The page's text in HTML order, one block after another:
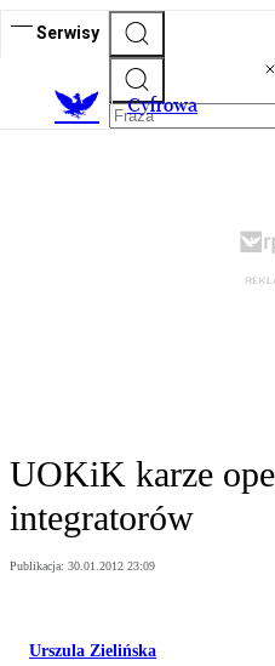
Serwisy
Cyfrowa
UOKiK karze
integratorów
Publikacja: 30.01.2012 23:09
Urszula Zielińska